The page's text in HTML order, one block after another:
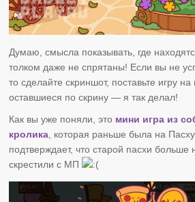
Думаю, смысла показывать, где
толком даже не спрятаны! Если вы не
то сделайте скриншот, поставьте игру
оставшиеся по скрину — я так делал!
Как вы уже поняли, это мини игра из
кролика, которая раньше была на
подтверждает, что старой пасхи больше
скрестили с МП